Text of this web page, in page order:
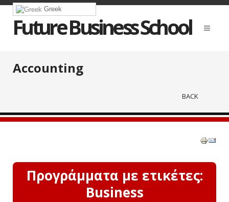
Greek
Future Business School
Accounting
BACK
Προγράμματα με ετικέτες:
Business